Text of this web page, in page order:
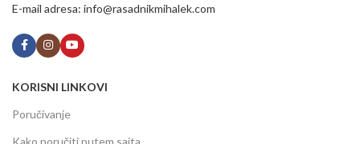
E-mail adresa: info@rasadnikmihalek.com
KORISNI LINKOVI
Poručivanje
Kako poručiti putem sajta